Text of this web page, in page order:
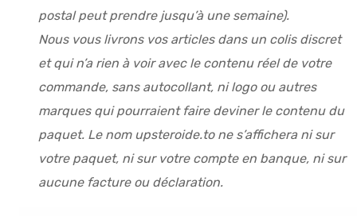
postal peut prendre jusqu’à une semaine).
Nous vous livrons vos articles dans un colis discret
et qui n’a rien à voir avec le contenu réel de votre
commande, sans autocollant, ni logo ou autres
marques qui pourraient faire deviner le contenu du
paquet. Le nom upsteroide.to ne s’affichera ni sur
votre paquet, ni sur votre compte en banque, ni sur
aucune facture ou déclaration.